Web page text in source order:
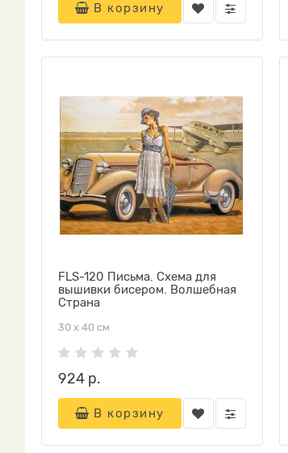
В корзину
FLS-120 Письма. Схема для
вышивки бисером. Волшебная
Страна
30 х 40 см
924 р.
В корзину